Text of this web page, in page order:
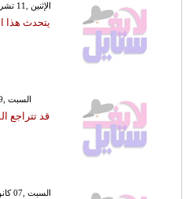
GMT 19:52 2019 الإثنين ,11 تشرين الثاني / نوفمبر
يتحدث هذا
GMT 08:57 2020 السبت ,09 أيار / مايو
قد تتراجع
GMT 10:20 2019 السبت ,07 كانون الأول / ديسمبر